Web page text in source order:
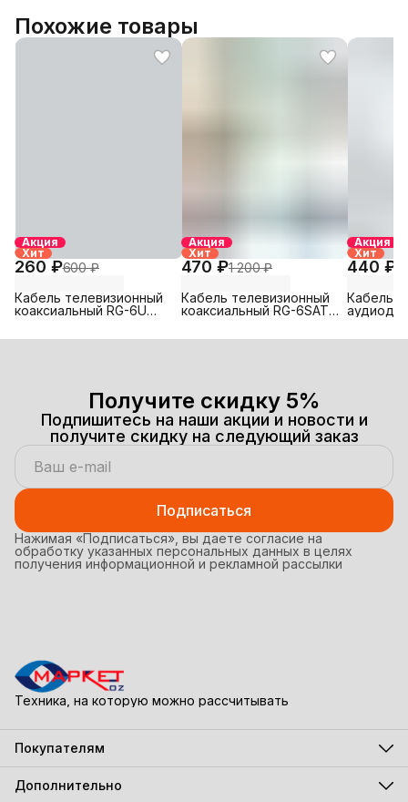
Похожие товары
Акция
Хит
260 ₽600 ₽
Кабель телевизионный
коаксиальный RG-6U
Акция
Хит
470 ₽1 200 ₽
Кабель телевизионный
коаксиальный RG-6SAT
Акция
Хит
440 ₽
Кабель
Получите скидку 5%
Подпишитесь на наши акции и новости и
получите скидку на следующий заказ
Подписаться
Нажимая «Подписаться», вы даете согласие на
обработку указанных персональных данных в целях
получения информационной и рекламной рассылки
Техника, на которую можно рассчитывать
Покупателям
Акции
Бестселлеры
Новинки
Дополнительно